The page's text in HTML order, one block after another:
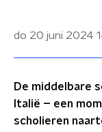
do 20 juni 2024
De middelbare
Italië – een
scholieren